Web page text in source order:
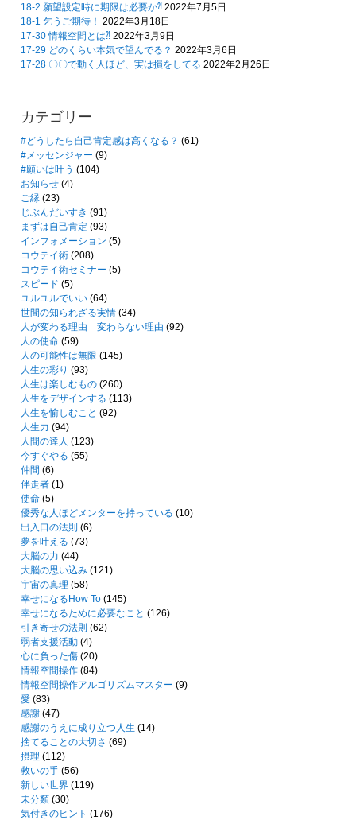
18-2 願望設定時に期限は必要か⁈ 2022年7月5日
18-1 乞うご期待！ 2022年3月18日
17-30 情報空間とは⁈ 2022年3月9日
17-29 どのくらい本気で望んでる？ 2022年3月6日
17-28 〇〇で動く人ほど、実は損をしてる 2022年2月26日
カテゴリー
#どうしたら自己肯定感は高くなる？ (61)
#メッセンジャー (9)
#願いは叶う (104)
お知らせ (4)
ご縁 (23)
じぶんだいすき (91)
まずは自己肯定 (93)
インフォメーション (5)
コウテイ術 (208)
コウテイ術セミナー (5)
スピード (5)
ユルユルでいい (64)
世間の知られざる実情 (34)
人が変わる理由 変わらない理由 (92)
人の使命 (59)
人の可能性は無限 (145)
人生の彩り (93)
人生は楽しむもの (260)
人生をデザインする (113)
人生を愉しむこと (92)
人生力 (94)
人間の達人 (123)
今すぐやる (55)
仲間 (6)
伴走者 (1)
使命 (5)
優秀な人ほどメンターを持っている (10)
出入口の法則 (6)
夢を叶える (73)
大脳の力 (44)
大脳の思い込み (121)
宇宙の真理 (58)
幸せになるHow To (145)
幸せになるために必要なこと (126)
引き寄せの法則 (62)
弱者支援活動 (4)
心に負った傷 (20)
情報空間操作 (84)
情報空間操作アルゴリズムマスター (9)
愛 (83)
感謝 (47)
感謝のうえに成り立つ人生 (14)
捨てることの大切さ (69)
摂理 (112)
救いの手 (56)
新しい世界 (119)
未分類 (30)
気付きのヒント (176)